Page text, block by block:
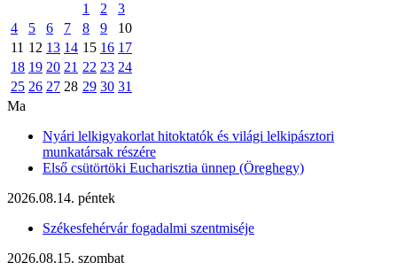
1
2
3
4
5 6 7 8 9
10
11 12 13 14 15 16 17
18 19 20 21 22 23 24
25 26 27 28 29 30 31
Ma
Nyári lelkigyakorlat hitoktatók és világi lelkipásztori
munkatársak részére
Első csütörtöki Eucharisztia ünnep (Öreghegy)
2026.08.14. péntek
Székesfehérvár fogadalmi szentmiséje
2026.08.15. szombat